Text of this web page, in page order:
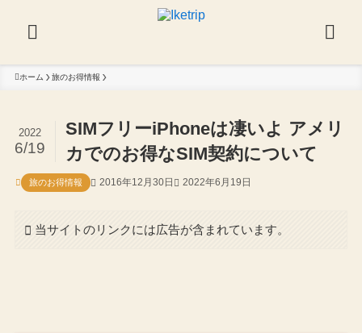
ホーム 旅のお得情報
SIMフリーiPhoneは凄いよ アメリ
カでのお得なSIM契約について
2022
6/19
旅のお得情報 2016年12月30日 2022年6月19日
当サイトのリンクには広告が含まれています。